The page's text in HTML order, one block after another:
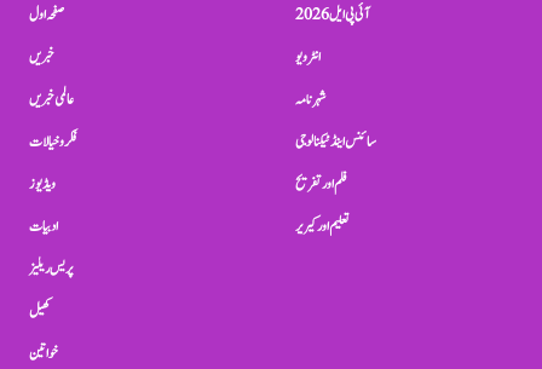
صفحہ اول
خبریں
عالمی خبریں
فکر و خیالات
ویڈیوز
ادبیات
پریس ریلیز
کھیل
خواتین
آئی پی ایل 2026
انٹرویو
شہرنامہ
سائنس اینڈ ٹیکنالوجی
فلم اور تفریح
تعلیم اور کیریر